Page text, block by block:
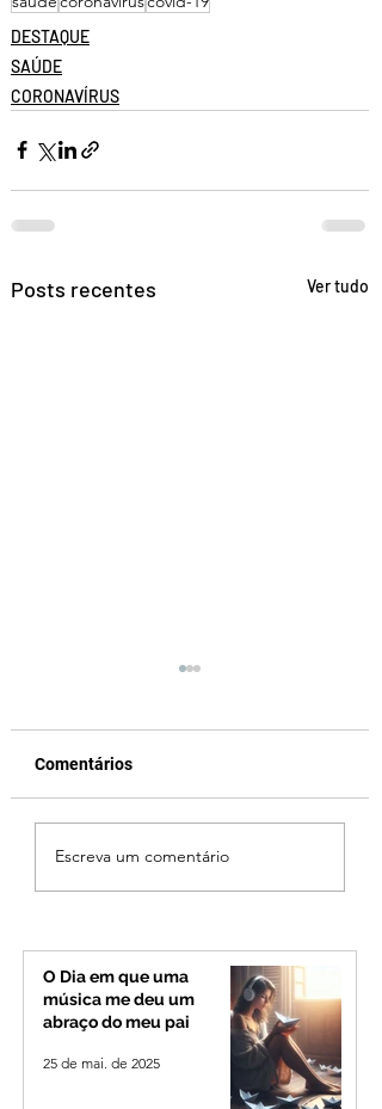
DESTAQUE
SAÚDE
CORONAVÍRUS
Posts recentes Ver tudo
Após desistência,
arrependimento e veto
do partido, Cleitinho é
ao Governo de Minas
Comentários
Escreva um comentário
O Dia em que uma
música me deu um
abraço do meu pai
25 de mai. de 2025